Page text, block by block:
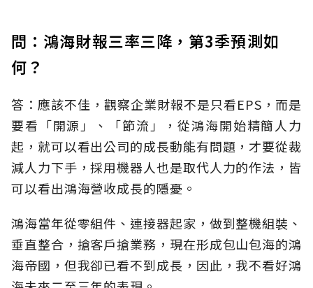
問：鴻海財報三率三降，第3季預測如
何？
答：應該不佳，觀察企業財報不是只看EPS，而是
要看「開源」、「節流」，從鴻海開始精簡人力
起，就可以看出公司的成長動能有問題，才要從裁
減人力下手，採用機器人也是取代人力的作法，皆
可以看出鴻海營收成長的隱憂。
鴻海當年從零組件、連接器起家，做到整機組裝、
垂直整合，搶客戶搶業務，現在形成包山包海的鴻
海帝國，但我卻已看不到成長，因此，我不看好鴻